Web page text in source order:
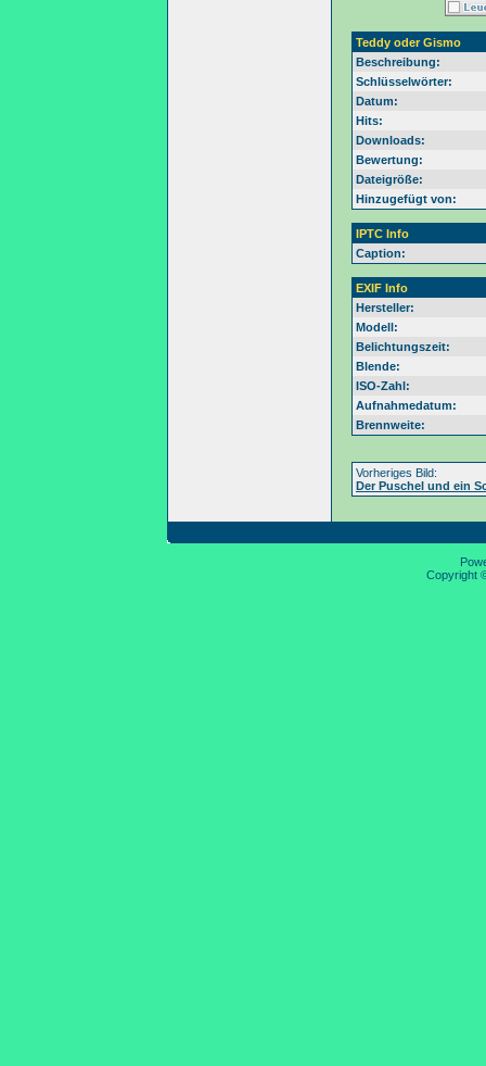
Teddy oder Gismo
Beschreibung:
Schlüsselwörter:
Datum:
Hits:
Downloads:
Bewertung:
Dateigröße:
Hinzugefügt von:
IPTC Info
Caption:
EXIF Info
Hersteller:
Modell:
Belichtungszeit:
Blende:
ISO-Zahl:
Aufnahmedatum:
Brennweite:
Vorheriges Bild:
Der Puschel und ein
Copyright